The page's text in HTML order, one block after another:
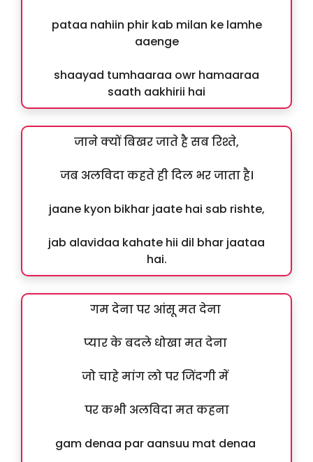
pataa nahiin phir kab milan ke lamhe
aaenge
shaayad tumhaaraa owr hamaaraa
saath aakhirii hai
जाने क्यों बिखर जाते है सब रिश्ते,
जब अलविदा कहते ही दिल भर जाता है।
jaane kyon bikhar jaate hai sab rishte,
jab alavidaa kahate hii dil bhar jaataa
hai.
गम देना पर आंसू मत देना
प्यार के बदले धोखा मत देना
जो चाहे मांग लो पर जिंदगी में
पर कभी अलविदा मत कहना
gam denaa par aansuu mat denaa